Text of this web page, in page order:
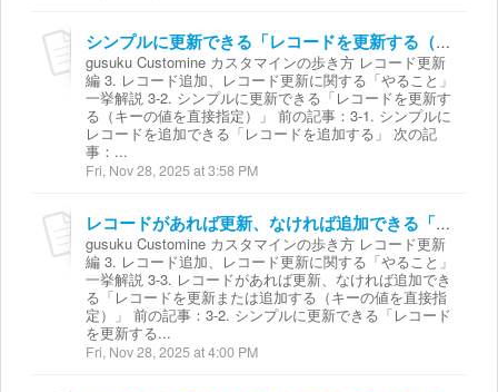
シンプルに更新できる「レコードを更新する（キーの値を直接指定）」
gusuku Customine カスタマインの歩き方 レコード更新
編 3. レコード追加、レコード更新に関する「やること」
一挙解説 3-2. シンプルに更新できる「レコードを更新す
る（キーの値を直接指定）」 前の記事：3-1. シンプルに
レコードを追加できる「レコードを追加する」 次の記
事：...
Fri, Nov 28, 2025 at 3:58 PM
レコードがあれば更新、なければ追加できる「レコードを更新または追加する（キーの値を直接指定）」
gusuku Customine カスタマインの歩き方 レコード更新
編 3. レコード追加、レコード更新に関する「やること」
一挙解説 3-3. レコードがあれば更新、なければ追加でき
る「レコードを更新または追加する（キーの値を直接指
定）」 前の記事：3-2. シンプルに更新できる「レコード
を更新する...
Fri, Nov 28, 2025 at 4:00 PM